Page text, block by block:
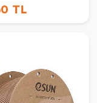
TL